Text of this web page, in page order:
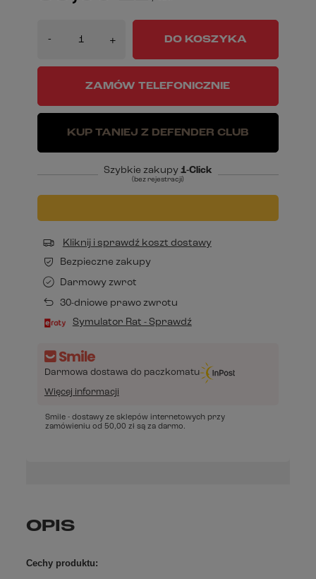
- + DO KOSZYKA
ZAMÓW TELEFONICZNIE
KUP TANIEJ Z DEFENDER CLUB
Szybkie zakupy 1-Click
(bez rejestracji)
Kliknij i sprawdź koszt dostawy
Bezpieczne zakupy
Darmowy zwrot
30-dniowe prawo zwrotu
Symulator Rat - Sprawdź
Darmowa dostawa do paczkomatu
Więcej informacji
Smile - dostawy ze sklepów internetowych przy
zamówieniu od 50,00 zł są za darmo.
OPIS
Cechy produktu: